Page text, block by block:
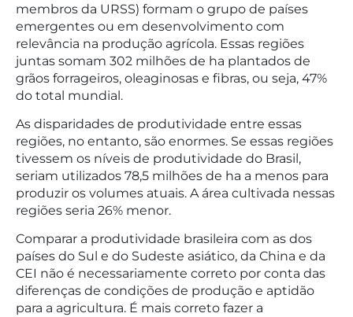
membros da URSS) formam o grupo de países
emergentes ou em desenvolvimento com
relevância na produção agrícola. Essas regiões
juntas somam 302 milhões de ha plantados de
grãos forrageiros, oleaginosas e fibras, ou seja, 47%
do total mundial.
As disparidades de produtividade entre essas
regiões, no entanto, são enormes. Se essas regiões
tivessem os níveis de produtividade do Brasil,
seriam utilizados 78,5 milhões de ha a menos para
produzir os volumes atuais. A área cultivada nessas
regiões seria 26% menor.
Comparar a produtividade brasileira com as dos
países do Sul e do Sudeste asiático, da China e da
CEI não é necessariamente correto por conta das
diferenças de condições de produção e aptidão
para a agricultura. É mais correto fazer a